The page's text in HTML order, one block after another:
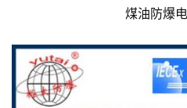
煤油防爆